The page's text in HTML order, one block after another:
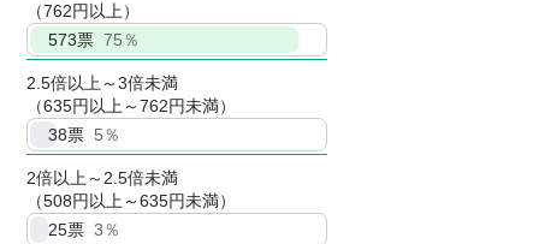
（762円以上）
573票 75％
2.5倍以上～3倍未満
（635円以上～762円未満）
38票 5％
2倍以上～2.5倍未満
（508円以上～635円未満）
25票 3％